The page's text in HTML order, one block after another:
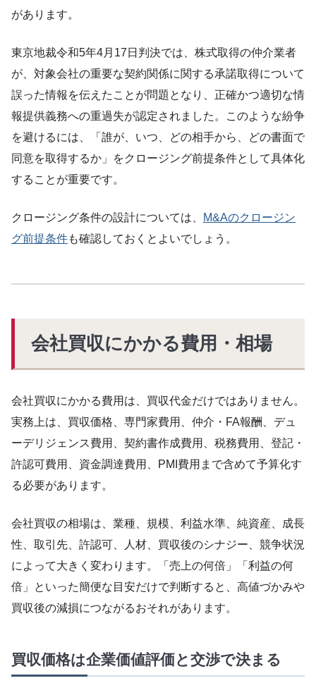
があります。
東京地裁令和5年4月17日判決では、株式取得の仲介業者
が、対象会社の重要な契約関係に関する承諾取得について
誤った情報を伝えたことが問題となり、正確かつ適切な情
報提供義務への重過失が認定されました。このような紛争
を避けるには、「誰が、いつ、どの相手から、どの書面で
同意を取得するか」をクロージング前提条件として具体化
することが重要です。
クロージング条件の設計については、
M&Aのクロージン
グ前提条件も確認しておくとよいでしょう。
会社買収にかかる費用・相場
会社買収にかかる費用は、買収代金だけではありません。
実務上は、買収価格、専門家費用、仲介・FA報酬、デュ
ーデリジェンス費用、契約書作成費用、税務費用、登記・
許認可費用、資金調達費用、PMI費用まで含めて予算化す
る必要があります。
会社買収の相場は、業種、規模、利益水準、純資産、成長
性、取引先、許認可、人材、買収後のシナジー、競争状況
によって大きく変わります。「売上の何倍」「利益の何
倍」といった簡便な目安だけで判断すると、高値づかみや
買収後の減損につながるおそれがあります。
買収価格は企業価値評価と交渉で決まる